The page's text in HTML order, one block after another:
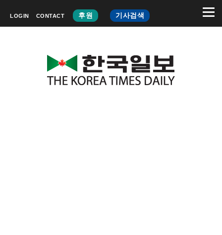
LOGIN CONTACT 후원 기사검색